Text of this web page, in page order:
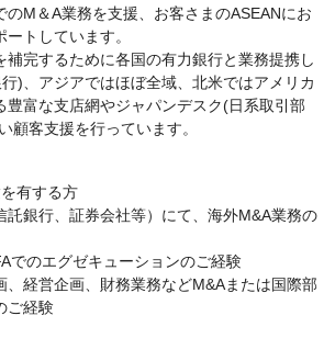
のM＆A業務を支援、お客さまのASEANにお
トしています。
補完するために各国の有力銀行と業務提携し
)、アジアではほぼ全域、北米ではアメリカ
豊富な支店網やジャパンデスク(日系取引部
顧客支援を行っています。
有する方
託銀行、証券会社等）にて、海外M&A業務の
でのエグゼキューションのご経験
、経営企画、財務業務などM&Aまたは国際部
ご経験